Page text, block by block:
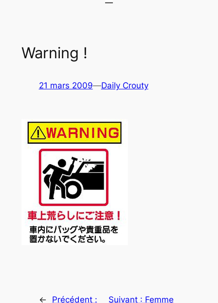
Warning !
21 mars 2009—Daily Crouty
←
Précédent :
Suivant : Femme